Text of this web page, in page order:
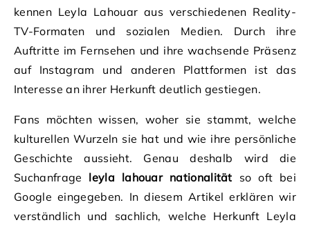
kennen Leyla Lahouar aus verschiedenen Reality-
TV-Formaten und sozialen Medien. Durch ihre
Auftritte im Fernsehen und ihre wachsende Präsenz
auf Instagram und anderen Plattformen ist das
Interesse an ihrer Herkunft deutlich gestiegen.
Fans möchten wissen, woher sie stammt, welche
kulturellen Wurzeln sie hat und wie ihre persönliche
Geschichte aussieht. Genau deshalb wird die
Suchanfrage leyla lahouar nationalität so oft bei
Google eingegeben. In diesem Artikel erklären wir
verständlich und sachlich, welche Herkunft Leyla